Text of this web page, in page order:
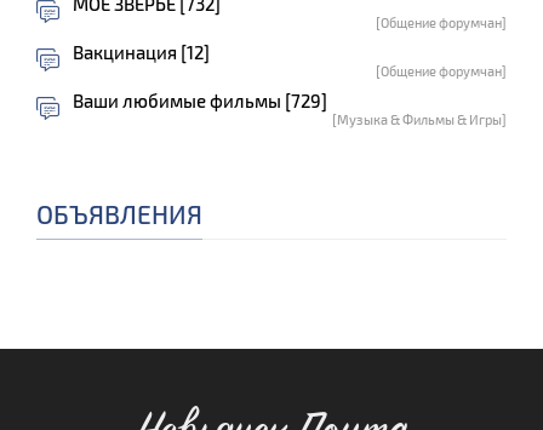
[Общение форумчан]
Вакцинация [12]
[Общение форумчан]
Ваши любимые фильмы [729]
[Музыка & Фильмы & Игры]
ОБЪЯВЛЕНИЯ